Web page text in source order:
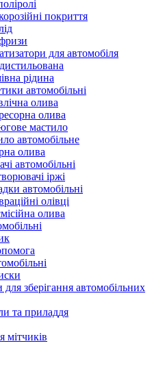
покриття
для автомобіля
рідина
автомобільні
олива
олива
мастило
автомобільне
олива
автомобільні
іржі
автомобільні
олівці
олива
для зберігання автомобільних
та приладдя
мітчиків